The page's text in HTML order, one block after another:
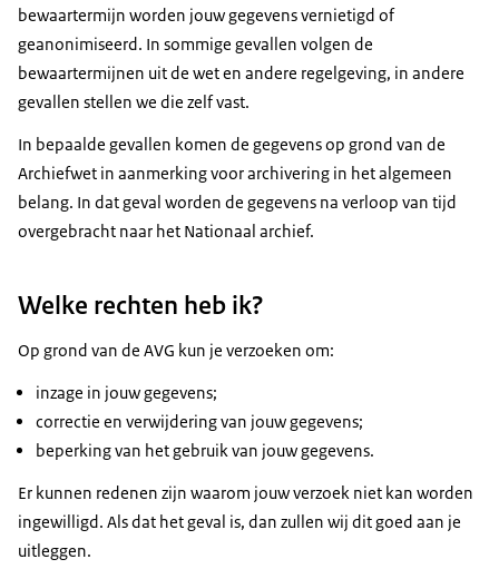
bewaartermijn worden jouw gegevens vernietigd of
geanonimiseerd. In sommige gevallen volgen de
bewaartermijnen uit de wet en andere regelgeving, in andere
gevallen stellen we die zelf vast.
In bepaalde gevallen komen de gegevens op grond van de
Archiefwet in aanmerking voor archivering in het algemeen
belang. In dat geval worden de gegevens na verloop van tijd
overgebracht naar het Nationaal archief.
Welke rechten heb ik?
Op grond van de AVG kun je verzoeken om:
inzage in jouw gegevens;
correctie en verwijdering van jouw gegevens;
beperking van het gebruik van jouw gegevens.
Er kunnen redenen zijn waarom jouw verzoek niet kan worden
ingewilligd. Als dat het geval is, dan zullen wij dit goed aan je
uitleggen.